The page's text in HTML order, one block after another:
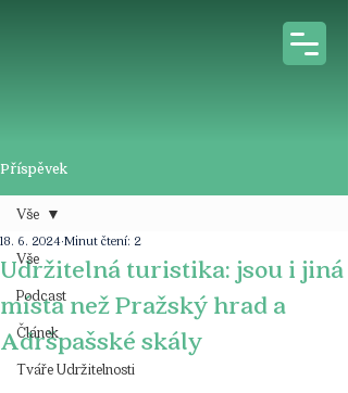
Příspěvek
Vše
Podcast
Článek
Tváře Udržitelnosti
Vše
Udržitelná turistika: jsou i jiná
místa než Pražský hrad a
Adršpašské skály
18. 6. 2024 Minut čtení: 2